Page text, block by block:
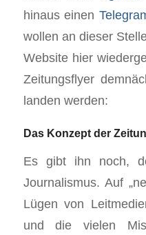
hinaus einen
wollen an dieser
Website hier
Zeitungsflyer
landen werden:
Das Konzept der
Es gibt ihn noch,
Journalismus. Auf
Lügen von
und die vielen